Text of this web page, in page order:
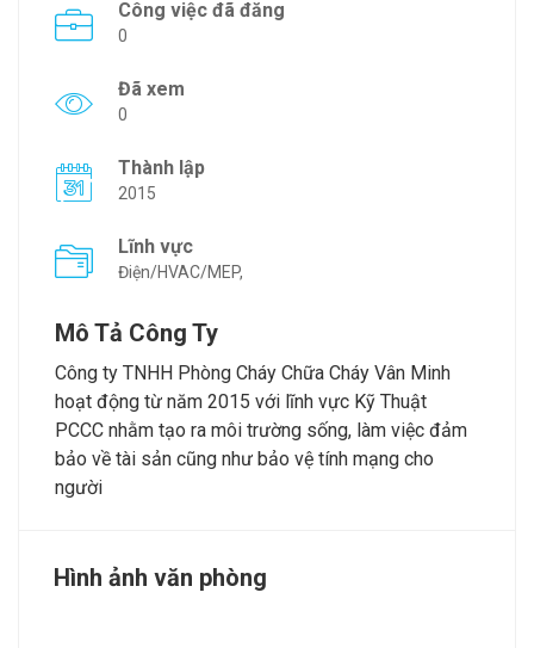
Công việc đã đăng
0
Đã xem
0
Thành lập
2015
Lĩnh vực
Điện/HVAC/MEP,
Mô Tả Công Ty
Công ty TNHH Phòng Cháy Chữa Cháy Vân Minh
hoạt động từ năm 2015 với lĩnh vực Kỹ Thuật
PCCC nhằm tạo ra môi trường sống, làm việc đảm
bảo về tài sản cũng như bảo vệ tính mạng cho
người
Hình ảnh văn phòng